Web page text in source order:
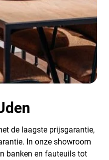
de laagste prijsgarantie,
In onze showroom
banken en fauteuils tot